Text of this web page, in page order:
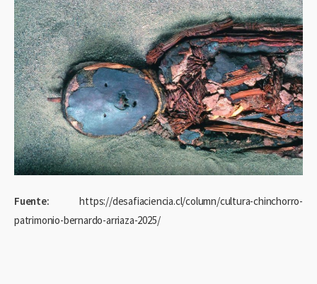
Fuente:
https://desafiaciencia.cl/column/cultura-chinchorro-
patrimonio-bernardo-arriaza-2025/